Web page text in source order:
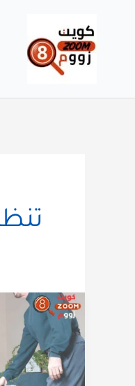
المحتوى